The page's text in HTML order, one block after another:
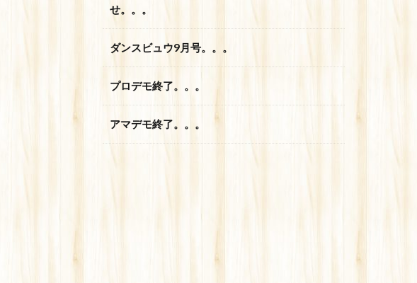
せ。。。
ダンスビュウ9月号。。。
プロデモ終了。。。
アマデモ終了。。。